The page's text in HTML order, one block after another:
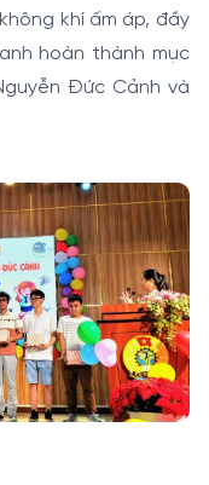
khí ấm áp, đầy
hoàn thành mục
Đức Cảnh và